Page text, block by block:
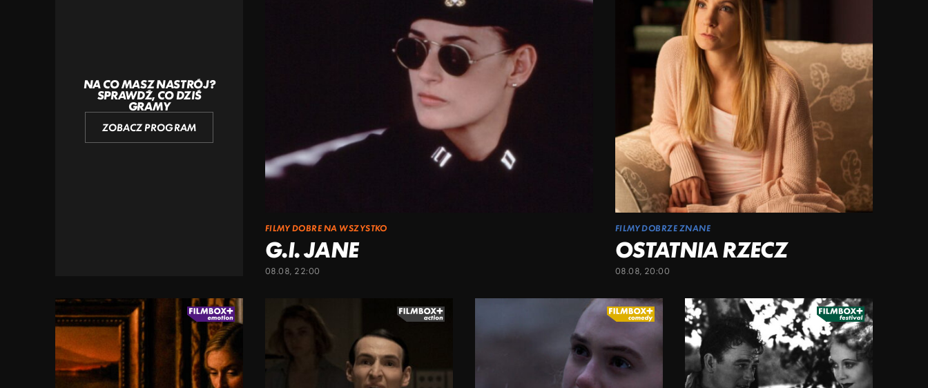
NA CO MASZ NASTRÓJ?
SPRAWDŹ, CO DZIŚ
GRAMY
ZOBACZ PROGRAM
FILMY DOBRE NA WSZYSTKO
G.I. JANE
08.08, 22:00
FILMY DOBRZE ZNANE
OSTATNIA RZECZ
08.08, 20:00